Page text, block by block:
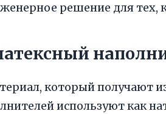
решение для тех,
который получают
используют как